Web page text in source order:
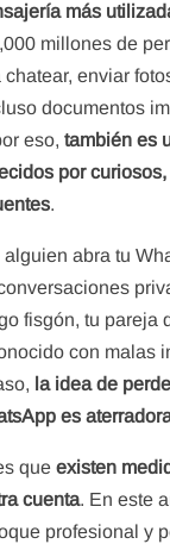
más
millones de
enviar
documentos
eso,también es
por
.
abra tu
fisgón, tu pareja
con malas
la idea de
es
queexisten
cuenta. En este
profesional y